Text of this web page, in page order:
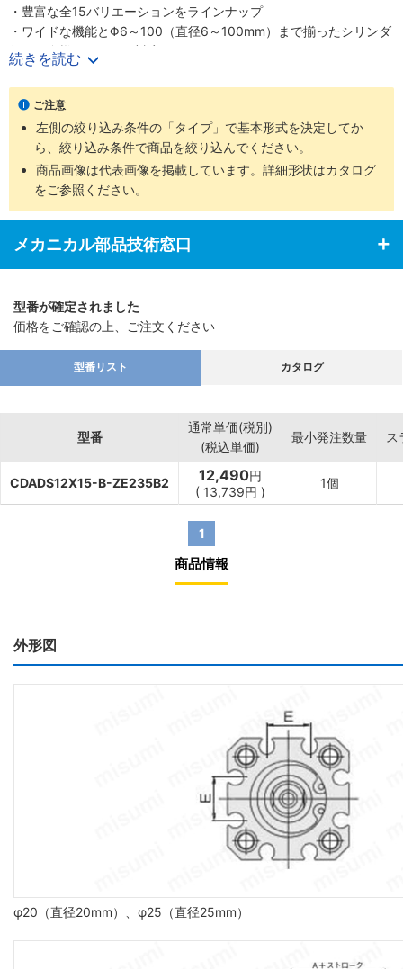
・豊富な全15バリエーションをラインナップ
・ワイドな機能とΦ6～100（直径6～100mm）まで揃ったシリンダ
径で、多様なニーズに対応
・スクエアロッドで回転レス機能がプラス、機械装置の高効率設計
が可能
【用途】
・あらゆる業界の空気圧機器や生産ラインに対応
続きを読む
ご注意
左側の絞り込み条件の「タイプ」で基本形式を決定してか
ら、絞り込み条件で商品を絞り込んでください。
商品画像は代表画像を掲載しています。詳細形状はカタログ
をご参照ください。
メカニカル部品技術窓口
型番が確定されました
価格をご確認の上、ご注文ください
型番リスト カタログ
型番
通常単価(税別)
(税込単価)
最小発注数量 ス
CDADS12X15-B-ZE235B2 12,490円
( 13,739円 )
1個
1
商品情報
外形図
φ20（直径20mm）、φ25（直径25mm）